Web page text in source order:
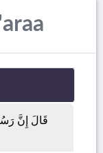
قَالَ إِنَّ